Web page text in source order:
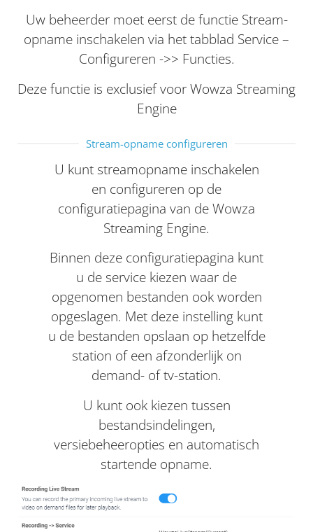
Uw beheerder moet eerst de functie Stream-
opname inschakelen via het tabblad Service –
Configureren ->> Functies.
Deze functie is exclusief voor Wowza Streaming
Engine
Stream-opname configureren
U kunt streamopname inschakelen
en configureren op de
configuratiepagina van de Wowza
Streaming Engine.
Binnen deze configuratiepagina kunt
u de service kiezen waar de
opgenomen bestanden ook worden
opgeslagen. Met deze instelling kunt
u de bestanden opslaan op hetzelfde
station of een afzonderlijk on
demand- of tv-station.
U kunt ook kiezen tussen
bestandsindelingen,
versiebeheeropties en automatisch
startende opname.